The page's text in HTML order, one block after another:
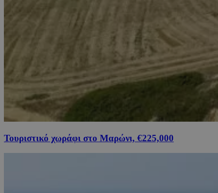
Τουριστικό χωράφι στο Μαρώνι, €225,000